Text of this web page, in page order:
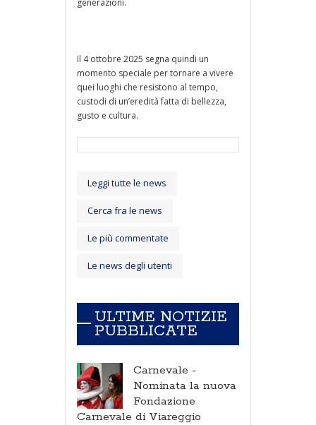
Il 4 ottobre 2025 segna quindi un
momento speciale per tornare a vivere
quei luoghi che resistono al tempo,
custodi di un’eredità fatta di bellezza,
gusto e cultura.
Leggi tutte le news
Cerca fra le news
Le più commentate
Le news degli utenti
ULTIME NOTIZIE
PUBBLICATE
Carnevale -
Nominata la nuova
Fondazione
Carnevale di Viareggio